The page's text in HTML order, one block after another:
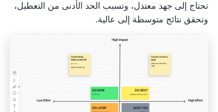
تحتاج إلى جهد معتدل، وتسبب الحد الأدنى من التعطيل،
وتحقق نتائج متوسطة إلى عالية.